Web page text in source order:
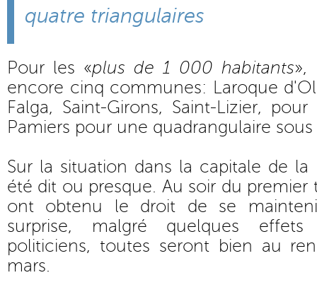
quatre triangulaires
Pour les «plus de 1 000 habitants»,
encore cinq communes: Laroque
Falga, Saint-Girons, Saint-Lizier,
Pamiers pour une quadrangulaire
Sur la situation dans la capitale de la
été dit ou presque. Au soir du premier
ont obtenu le droit de se
surprise, malgré quelques
politiciens, toutes seront bien au
mars.